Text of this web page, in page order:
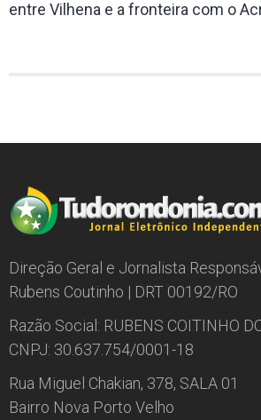
entre Vilhena e a fronteira com o
Direção Geral e Jornalista
Rubens Coutinho | DRT 00192/RO
Razão Social: RUBENS COITINHO
CNPJ: 30.637.754/0001-18
Rua Miguel Chakian, 378, SALA 01
Bairro Nova Porto Velho